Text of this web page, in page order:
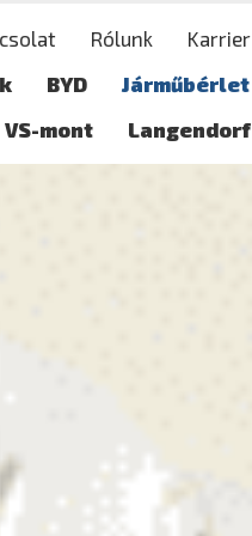
Rólunk
Karrier
BYD
Járműbérlet
VS-mont Langendorf